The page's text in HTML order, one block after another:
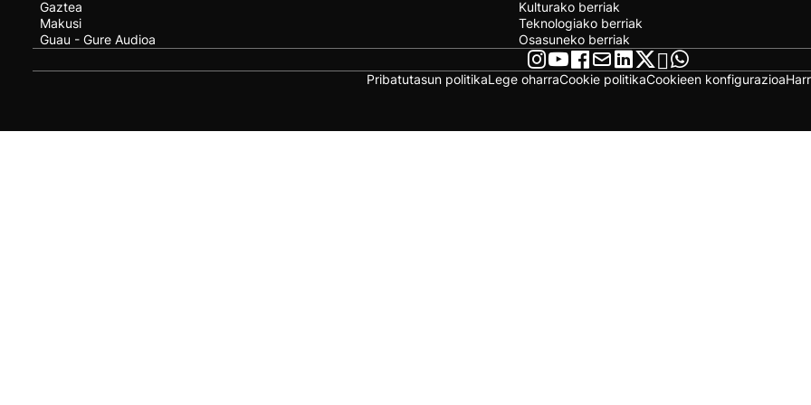
Gaztea
Makusi
Guau - Gure Audioa
Kulturako berriak
Teknologiako berriak
Osasuneko berriak
Pribatutasun politikaLege oharraCookie politikaCookieen konfigurazioa